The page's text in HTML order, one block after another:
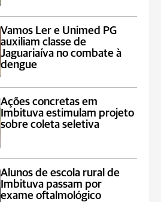
Vamos Ler e Unimed PG
auxiliam classe de
Jaguariaíva no combate à
dengue
Ações concretas em
Imbituva estimulam projeto
sobre coleta seletiva
Alunos de escola rural de
Imbituva passam por
exame oftalmológico